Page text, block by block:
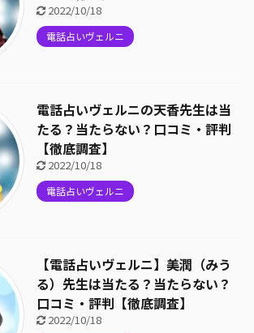
2022/10/18
電話占いヴェルニ
電話占いヴェルニの天香先生は当
たる？当たらない？口コミ・評判
【徹底調査】
2022/10/18
電話占いヴェルニ
【電話占いヴェルニ】美潤（みう
る）先生は当たる？当たらない？
口コミ・評判【徹底調査】
2022/10/18